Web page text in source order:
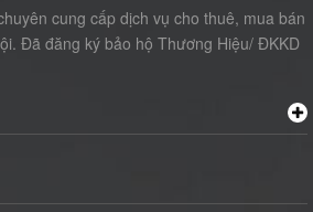
cung cấp dịch vụ cho thuê, mua bán
Đã đăng ký bảo hộ Thương Hiệu/ ĐKKD